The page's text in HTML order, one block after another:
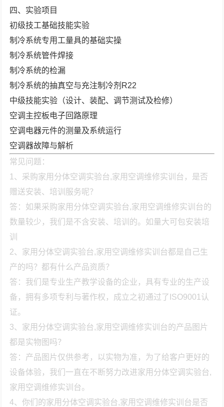
四、实验项目
初级技工基础技能实验
制冷系统专用工量具的基础实操
制冷系统管件焊接
制冷系统的检漏
制冷系统的抽真空与充注制冷剂R22
中级技能实验（设计、装配、调节测试及检修）
空调主控板电子回路原理
空调电器元件的测量及系统运行
空调器故障与解析
常见问题：
1、采购家用分体空调实验台,家用空调维修实训台，是否
赠送安装、培训服务呢？
答：如果采购家用分体空调实验台,家用空调维修实训台的
数量较少，我们是不含安装、培训的。如量大可包安装培
训
2、家用分体空调实验台,家用空调维修实训台都是自己生
产的吗？都有什么产品资质？
答：我们是专业生产教学设备的企业，具有专业的生产设
备，拥有多项专利与著作权，成立之初通过了ISO9001认
证。
3、家用分体空调实验台,家用空调维修实训台的产品图片
都是实物图吗？
答：产品图片仅供参考，以实物为准，为了给客户更好的
设备体验，我们一直在不断努力改进家用分体空调实验台,
家用空调维修实训台。
4、你们的家用分体空调实验台,家用空调维修实训台是否